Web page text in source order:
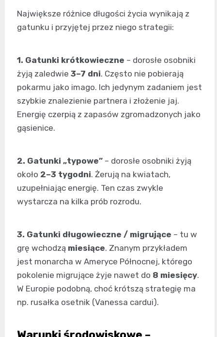
Największe różnice długości życia wynikają z
gatunku i przyjętej przez niego strategii:
1. Gatunki krótkowieczne – dorosłe osobniki
żyją zaledwie 3–7 dni. Często nie pobierają
pokarmu jako imago. Ich jedynym zadaniem jest
szybkie znalezienie partnera i złożenie jaj.
Energię czerpią z zapasów zgromadzonych jako
gąsienice.
2. Gatunki „typowe” – dorosłe osobniki żyją
około 2–3 tygodni. Żerują na kwiatach,
uzupełniając energię. Ten czas zwykle
wystarcza na kilka prób rozrodu.
3. Gatunki długowieczne / migrujące – tu w
grę wchodzą miesiące. Znanym przykładem
jest monarcha w Ameryce Północnej, którego
pokolenie migrujące żyje nawet do 8 miesięcy.
W Europie podobną, choć krótszą strategię ma
np. rusałka osetnik (Vanessa cardui).